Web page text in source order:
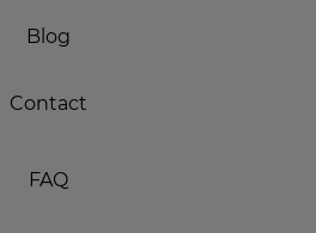
Blog
Contact
FAQ